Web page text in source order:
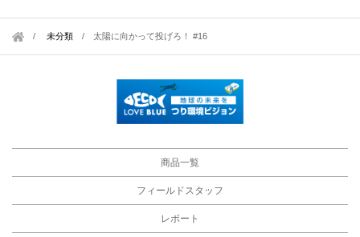
未分類 /太陽に向かって投げろ！ #16
商品一覧
フィールドスタッフ
レポート